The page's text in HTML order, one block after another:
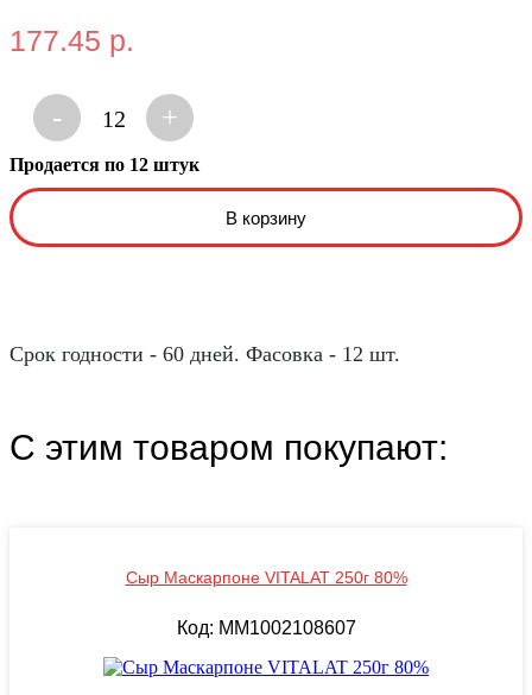
177.45 р.
- 12 +
Продается по 12 штук
Срок годности - 60 дней. Фасовка - 12 шт.
С этим товаром покупают:
Сыр Маскарпоне VITALAT 250г 80%
Код: MM1002108607